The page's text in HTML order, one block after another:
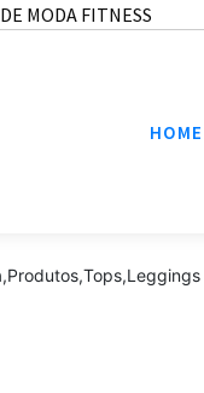
MODA FITNESS
HOME
,Produtos,Tops,Leggings